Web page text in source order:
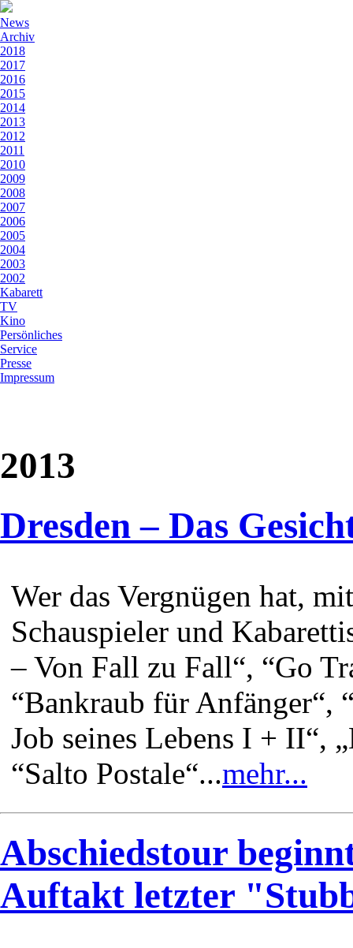
News
Archiv
2018
2017
2016
2015
2014
2013
2012
2011
2010
2009
2008
2007
2006
2005
2004
2003
2002
Kabarett
TV
Kino
Persönliches
Service
Presse
Impressum
2013
Dresden – Das
Wer das Vergnügen hat,
Schauspieler und
– Von Fall zu Fall“, “Go
“Bankraub für Anfänger“,
Job seines Lebens I + II“,
“Salto Postale“...mehr...
Abschiedstour
Auftakt letzter